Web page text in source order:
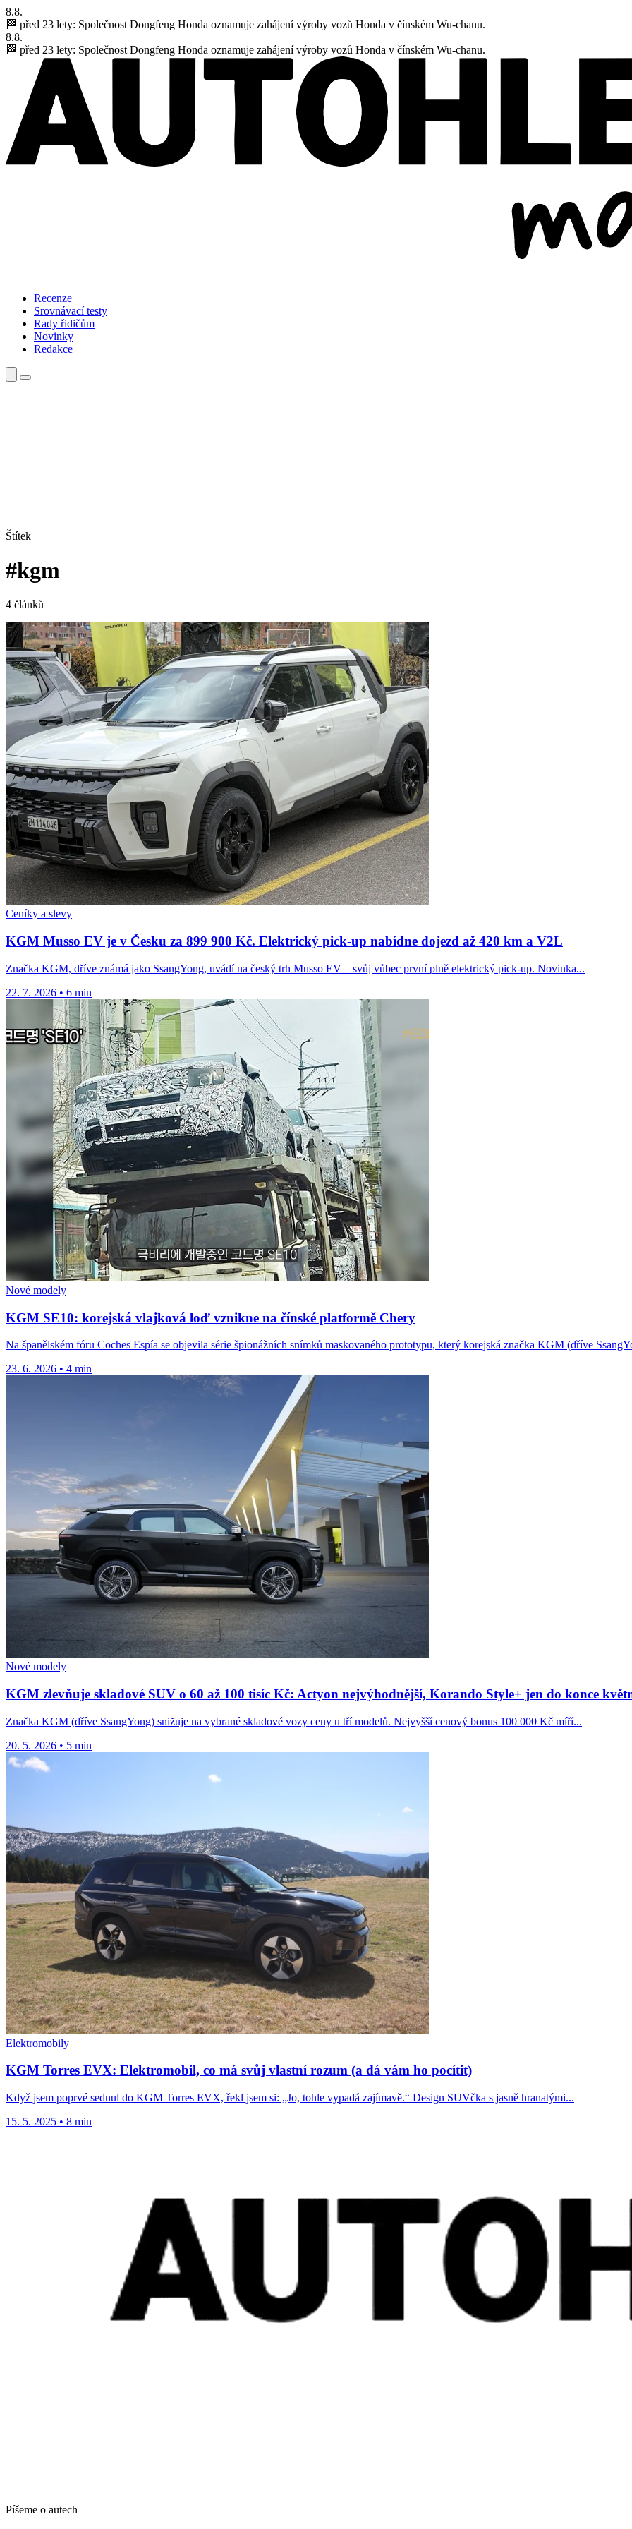
8.8.
🏁 před 23 lety: Společnost Dongfeng Honda oznamuje zahájení výroby vozů Honda v čínském Wu-chanu.
8.8.
🏁 před 23 lety: Společnost Dongfeng Honda oznamuje zahájení výroby vozů Honda v čínském Wu-chanu.
Recenze
Srovnávací testy
Rady řidičům
Novinky
Redakce
Štítek
#kgm
4 článků
Ceníky a slevy
KGM Musso EV je v Česku za 899 900 Kč. Elektrický pick-up nabídne dojezd až 420 km a V2L
Značka KGM, dříve známá jako SsangYong, uvádí na český trh Musso EV – svůj vůbec první plně elektrický pick-up. Novinka...
22. 7. 2026 • 6 min
Nové modely
KGM SE10: korejská vlajková loď vznikne na čínské platformě Chery
Na španělském fóru Coches Espía se objevila série špionážních snímků maskovaného prototypu, který korejská značka KGM (dříve
23. 6. 2026 • 4 min
Nové modely
KGM zlevňuje skladové SUV o 60 až 100 tisíc Kč: Actyon nejvýhodnější, Korando Style+ jen do konce
Značka KGM (dříve SsangYong) snižuje na vybrané skladové vozy ceny u tří modelů. Nejvyšší cenový bonus 100 000 Kč míří...
20. 5. 2026 • 5 min
Elektromobily
KGM Torres EVX: Elektromobil, co má svůj vlastní rozum (a dá vám ho pocítit)
Když jsem poprvé sednul do KGM Torres EVX, řekl jsem si: „Jo, tohle vypadá zajímavě.“ Design SUVčka s jasně hranatými...
15. 5. 2025 • 8 min
Píšeme o autech